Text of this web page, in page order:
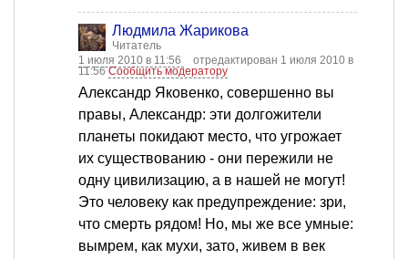
Людмила Жарикова
Читатель
1 июля 2010 в 11:56
отредактирован 1 июля 2010 в
11:56Сообщить модератору
Александр Яковенко, совершенно вы
правы, Александр: эти долгожители
планеты покидают место, что угрожает
их существованию - они пережили не
одну цивилизацию, а в нашей не могут!
Это человеку как предупреждение: зри,
что смерть рядом! Но, мы же все умные:
вымрем, как мухи, зато, живем в век